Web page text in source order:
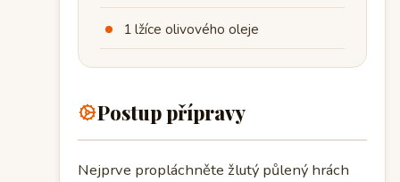
1 lžíce olivového oleje
Postup přípravy
Nejprve propláchněte žlutý půlený hrách